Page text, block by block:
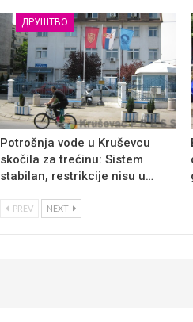
ДРУШТВО
Potrošnja vode u Kruševcu
skočila za trećinu: Sistem
stabilan, restrikcije nisu u…
PREV NEXT